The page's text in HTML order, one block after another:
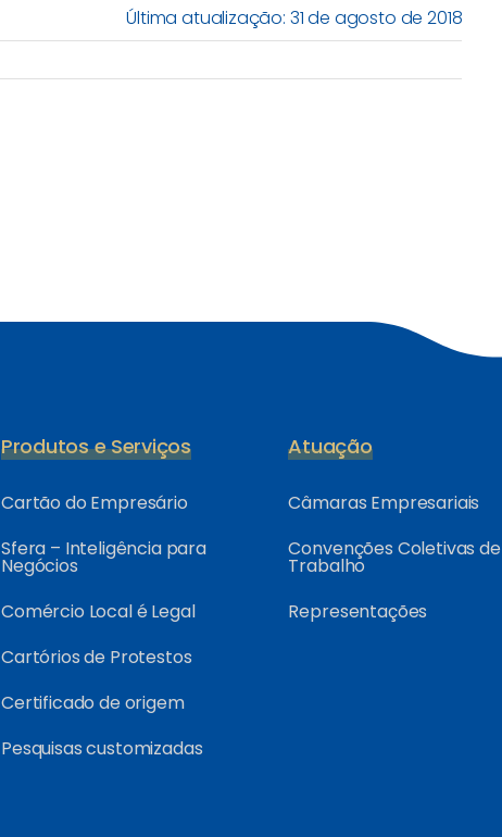
Última atualização: 31 de agosto de 2018
Produtos e Serviços
Cartão do Empresário
Sfera – Inteligência para
Negócios
Comércio Local é Legal
Cartórios de Protestos
Certificado de origem
Pesquisas customizadas
Atuação
Câmaras Empresariais
Convenções Coletivas de
Trabalho
Representações